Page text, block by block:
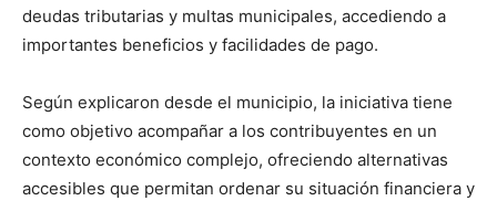
deudas tributarias y multas municipales, accediendo a
importantes beneficios y facilidades de pago.
Según explicaron desde el municipio, la iniciativa tiene
como objetivo acompañar a los contribuyentes en un
contexto económico complejo, ofreciendo alternativas
accesibles que permitan ordenar su situación financiera y